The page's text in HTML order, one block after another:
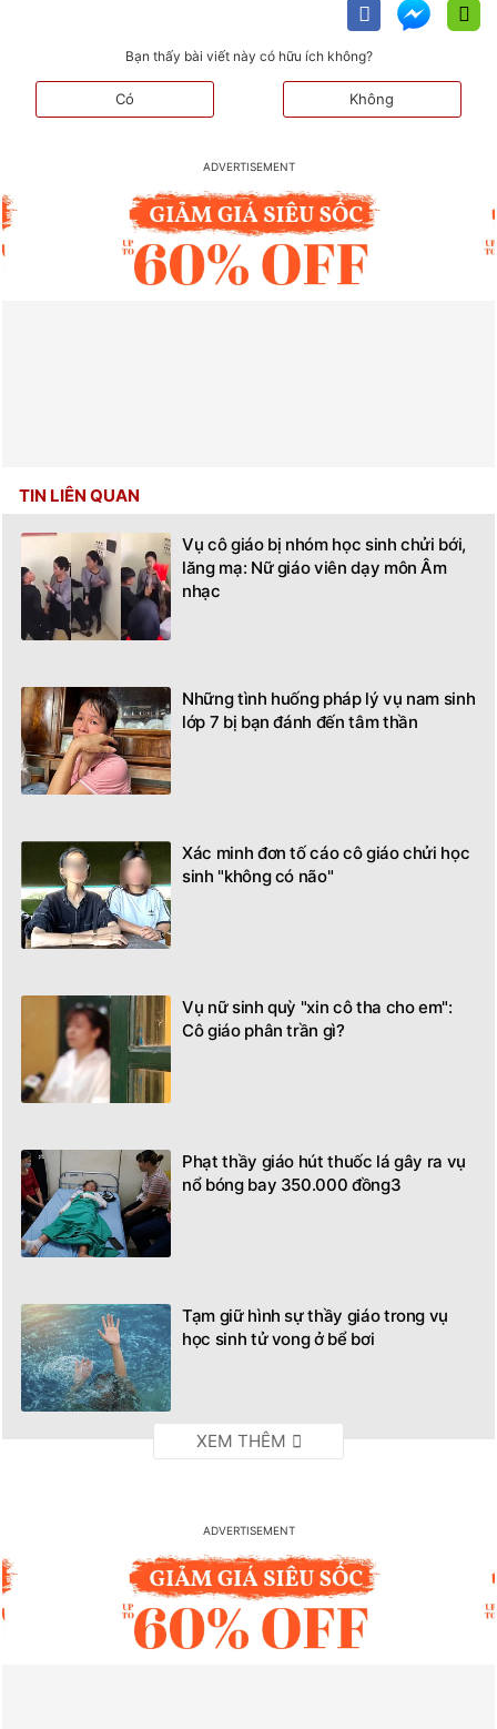
Bạn thấy bài viết này có hữu ích không?
Có Không
TIN LIÊN QUAN
Vụ cô giáo bị nhóm học sinh chửi bới,
lăng mạ: Nữ giáo viên dạy môn Âm
nhạc
Những tình huống pháp lý vụ nam sinh
lớp 7 bị bạn đánh đến tâm thần
Xác minh đơn tố cáo cô giáo chửi học
sinh "không có não"
Vụ nữ sinh quỳ "xin cô tha cho em":
Cô giáo phân trần gì?
Phạt thầy giáo hút thuốc lá gây ra vụ
nổ bóng bay 350.000 đồng3
Tạm giữ hình sự thầy giáo trong vụ
học sinh tử vong ở bể bơi